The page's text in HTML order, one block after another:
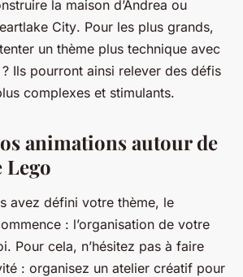
la maison d’Andrea ou
City. Pour les plus grands,
un thème plus technique avec
Ils pourront ainsi relever des défis
complexes et stimulants.
animations autour de
Lego
avez défini votre thème, le
: l’organisation de votre
Pour cela, n’hésitez pas à faire
: organisez un atelier créatif pour